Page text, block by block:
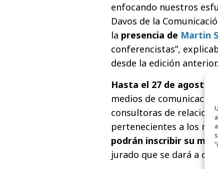
enfocando nuestros
Davos de la
la presencia de Martin
conferencistas”,
desde la edición anterior.
Hasta el 27 de agosto
medios de
consultoras de
pertenecientes a los
podrán inscribir su
jurado que se dará a